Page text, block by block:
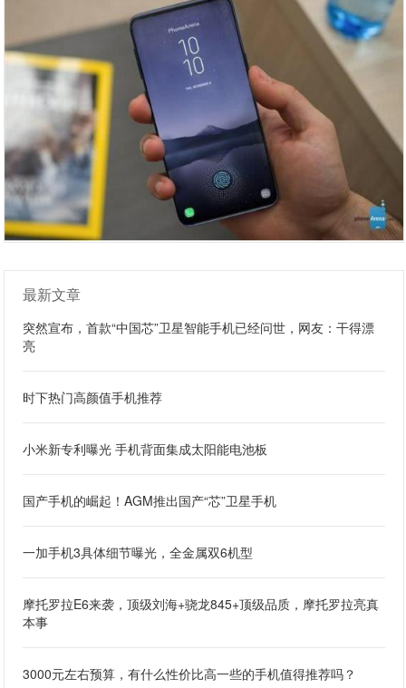
最新文章
突然宣布，首款“中国芯”卫星智能手机已经问世，网友：干得漂
亮
时下热门高颜值手机推荐
小米新专利曝光 手机背面集成太阳能电池板
国产手机的崛起！AGM推出国产“芯”卫星手机
一加手机3具体细节曝光，全金属双6机型
摩托罗拉E6来袭，顶级刘海+骁龙845+顶级品质，摩托罗拉亮真
本事
3000元左右预算，有什么性价比高一些的手机值得推荐吗？